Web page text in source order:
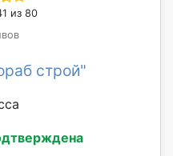
из 80
строй"